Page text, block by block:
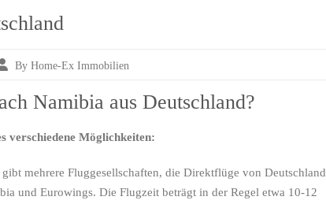
By Home-Ex Immobilien
Namibia aus Deutschland?
verschiedene Möglichkeiten:
mehrere Fluggesellschaften, die Direktflüge von Deutschland
und Eurowings. Die Flugzeit beträgt in der Regel etwa 10-12